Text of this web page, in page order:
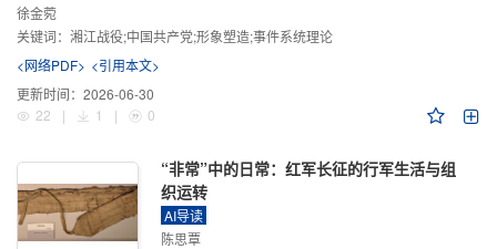
徐金菀
关键词： 湘江战役;中国共产党;形象塑造;事件系统理论
<网络PDF> <引用本文>
更新时间： 2026-06-30
22
| 1 | 0
“非常”中的日常：红军长征的行军生活与组
织运转
AI导读
陈思覃